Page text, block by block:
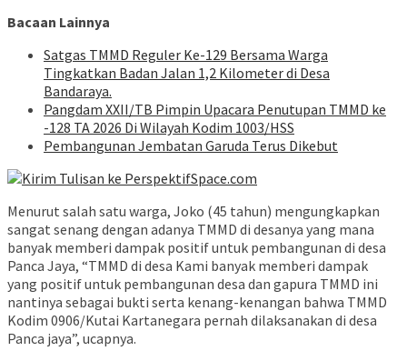
Bacaan Lainnya
Satgas TMMD Reguler Ke-129 Bersama Warga
Tingkatkan Badan Jalan 1,2 Kilometer di Desa
Bandaraya.
Pangdam XXII/TB Pimpin Upacara Penutupan TMMD ke
-128 TA 2026 Di Wilayah Kodim 1003/HSS
Pembangunan Jembatan Garuda Terus Dikebut
Menurut salah satu warga, Joko (45 tahun) mengungkapkan
sangat senang dengan adanya TMMD di desanya yang mana
banyak memberi dampak positif untuk pembangunan di desa
Panca Jaya, “TMMD di desa Kami banyak memberi dampak
yang positif untuk pembangunan desa dan gapura TMMD ini
nantinya sebagai bukti serta kenang-kenangan bahwa TMMD
Kodim 0906/Kutai Kartanegara pernah dilaksanakan di desa
Panca jaya”, ucapnya.